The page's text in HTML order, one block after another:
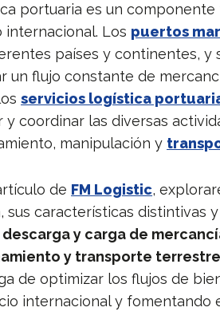
portuaria es un
internacional. Los puertos
países y continentes, y
un flujo constante de
servicios logística
y coordinar las diversas
manipulación y
de FM Logistic,
sus características distintivas
descarga y carga de
y transporte terrestre
de optimizar los flujos de
internacional y fomentando